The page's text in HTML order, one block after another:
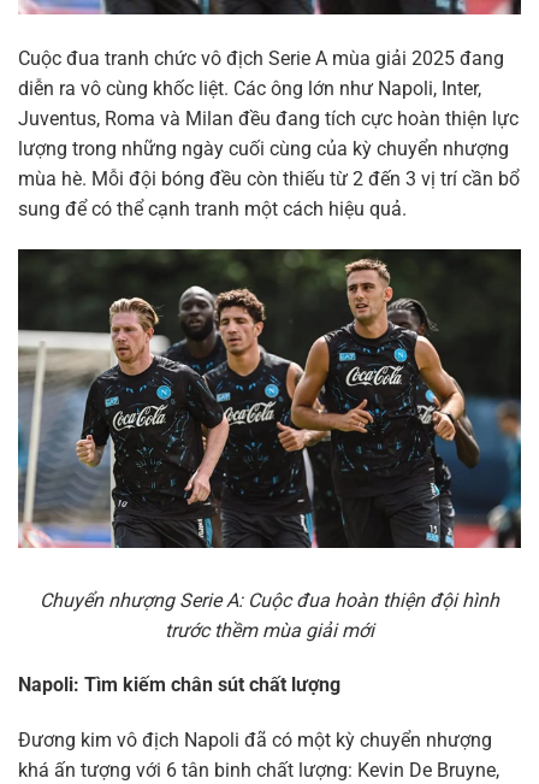
Cuộc đua tranh chức vô địch Serie A mùa giải 2025 đang
diễn ra vô cùng khốc liệt. Các ông lớn như Napoli, Inter,
Juventus, Roma và Milan đều đang tích cực hoàn thiện lực
lượng trong những ngày cuối cùng của kỳ chuyển nhượng
mùa hè. Mỗi đội bóng đều còn thiếu từ 2 đến 3 vị trí cần bổ
sung để có thể cạnh tranh một cách hiệu quả.
Chuyển nhượng Serie A: Cuộc đua hoàn thiện đội hình
trước thềm mùa giải mới
Napoli: Tìm kiếm chân sút chất lượng
Đương kim vô địch Napoli đã có một kỳ chuyển nhượng
khá ấn tượng với 6 tân binh chất lượng: Kevin De Bruyne,